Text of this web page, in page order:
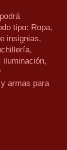
tipo: Ropa,
insignias,
iluminación,
armas para